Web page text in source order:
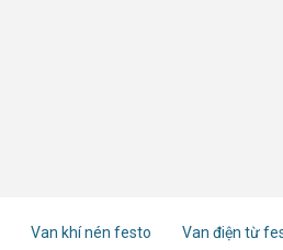
Van khí nén festo Van điện từ